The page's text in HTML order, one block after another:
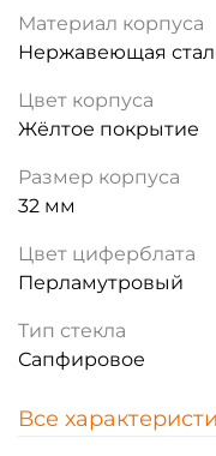
Материал корпуса
Нержавеющая
Цвет корпуса
Жёлтое покрытие
Размер корпуса
32 мм
Цвет циферблата
Перламутровый
Тип стекла
Сапфировое
Все